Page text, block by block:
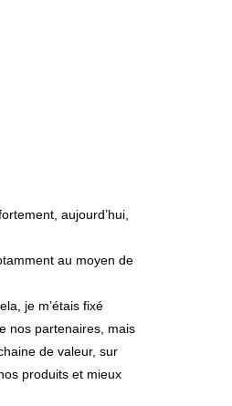
aujourd’hui,
au moyen de
je m’étais fixé
nos partenaires, mais
de valeur, sur
produits et mieux